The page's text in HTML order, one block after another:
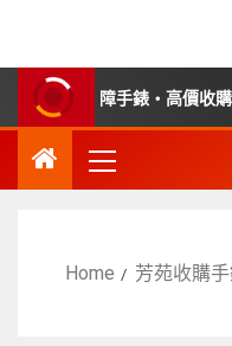
收購故障手錶・高價收購各
Home 芳苑收購